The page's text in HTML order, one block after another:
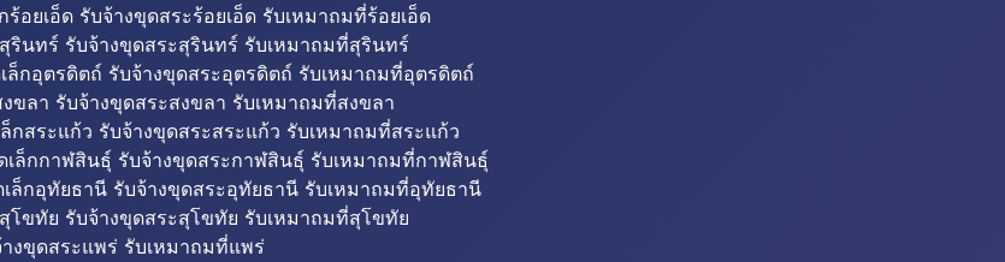
อยเอ็ด รับจ้างขุดสระร้อยเอ็ด รับเหมาถมที่ร้อยเอ็ด
รินทร์ รับจ้างขุดสระสุรินทร์ รับเหมาถมที่สุรินทร์
กอุตรดิตถ์ รับจ้างขุดสระอุตรดิตถ์ รับเหมาถมที่อุตรดิตถ์
ขลา รับจ้างขุดสระสงขลา รับเหมาถมที่สงขลา
สระแก้ว รับจ้างขุดสระสระแก้ว รับเหมาถมที่สระแก้ว
ล็กกาฬสินธุ์ รับจ้างขุดสระกาฬสินธุ์ รับเหมาถมที่กาฬสินธุ์
ล็กอุทัยธานี รับจ้างขุดสระอุทัยธานี รับเหมาถมที่อุทัยธานี
โขทัย รับจ้างขุดสระสุโขทัย รับเหมาถมที่สุโขทัย
งขุดสระแพร่ รับเหมาถมที่แพร่